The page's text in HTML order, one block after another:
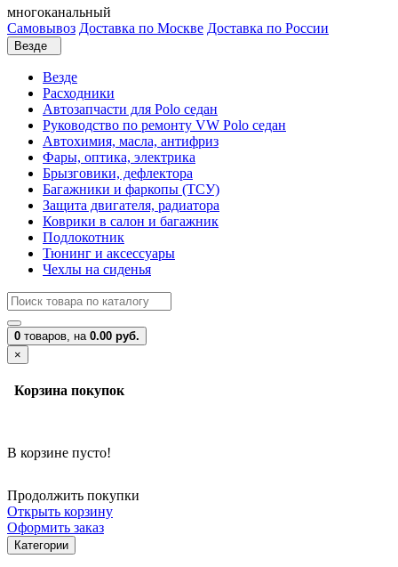
многоканальный
Самовывоз Доставка по Москве Доставка по России
Везде
Везде
Расходники
Автозапчасти для Polo седан
Руководство по ремонту VW Polo седан
Автохимия, масла, антифриз
Фары, оптика, электрика
Брызговики, дефлектора
Багажники и фаркопы (ТСУ)
Защита двигателя, радиатора
Коврики в салон и багажник
Подлокотник
Тюнинг и аксессуары
Чехлы на сиденья
0 товаров, на 0.00 руб.
×
Корзина покупок
В корзине пусто!
Продолжить покупки
Открыть корзину
Оформить заказ
Категории